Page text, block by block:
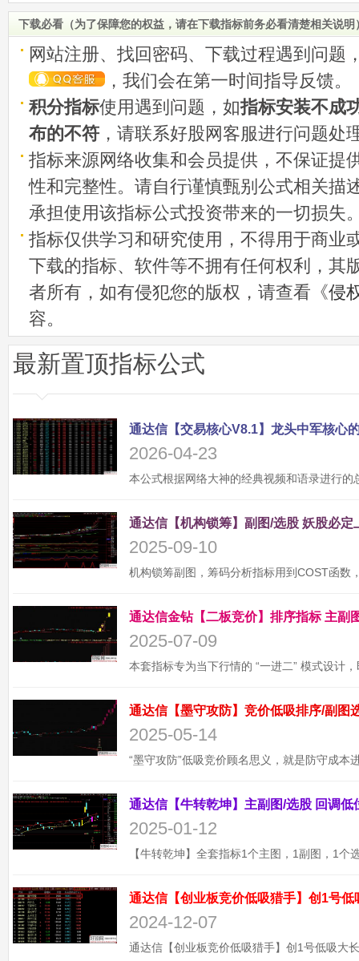
下载必看（为了保障您的权益，请在下载指标前务必看清楚相关说明
网站注册、找回密码、下载过程遇到问题
，我们会在第一时间指导反馈。
积分指标使用遇到问题，如指标安装不成
布的不符 ，请联系好股网客服进行问题处
指标来源网络收集和会员提供，不保证提
性和完整性。请自行谨慎甄别公式相关描
承担使用该指标公式投资带来的一切损失
指标仅供学习和研究使用，不得用于商业
下载的指标、软件等不拥有任何权利，其
者所有，如有侵犯您的版权，请查看《侵
容。
最新置顶指标公式
2026-04-23
2025-09-10
2025-07-09
2025-05-14
2025-01-12
通达信【创业板竞价低吸猎手】创1号
2024-12-07